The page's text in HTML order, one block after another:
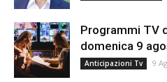
Programmi TV
domenica 9
Anticipazioni Tv 9